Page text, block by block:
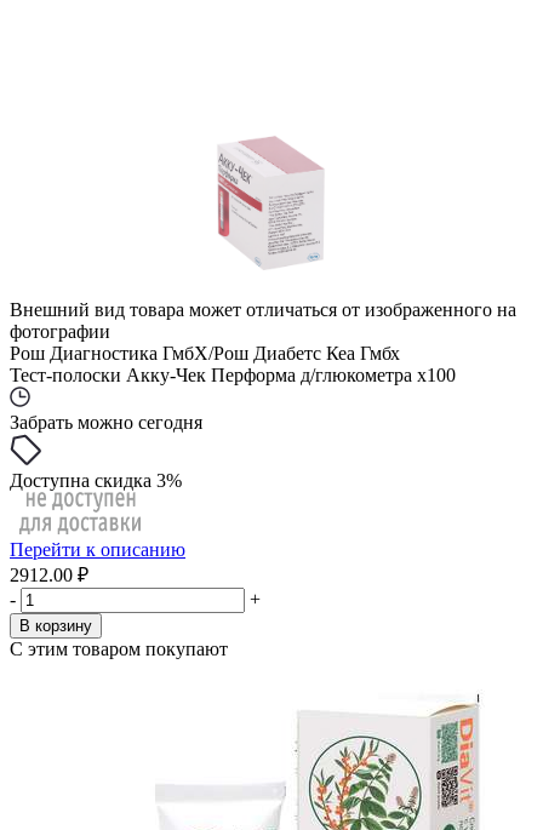
Внешний вид товара может отличаться от изображенного на
фотографии
Рош Диагностика ГмбХ/Рош Диабетс Кеа Гмбх
Тест-полоски Акку-Чек Перформа д/глюкометра x100
Забрать можно сегодня
Доступна скидка 3%
Перейти к описанию
2912.00 ₽
-
+
В корзину
С этим товаром покупают